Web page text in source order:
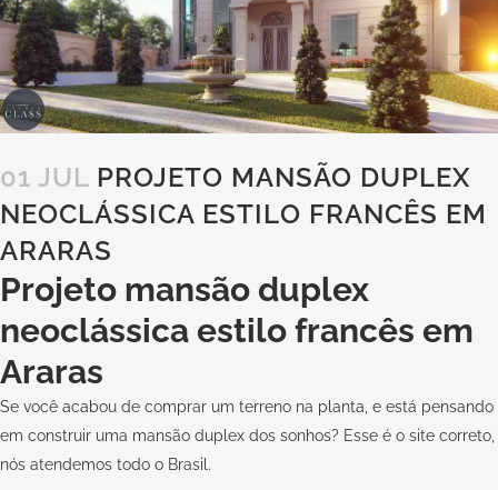
01 JUL PROJETO MANSÃO DUPLEX
NEOCLÁSSICA ESTILO FRANCÊS EM
ARARAS
Projeto mansão duplex
neoclássica estilo francês em
Araras
Se você acabou de comprar um terreno na planta, e está pensando
em construir uma mansão duplex dos sonhos? Esse é o site correto,
nós atendemos todo o Brasil.